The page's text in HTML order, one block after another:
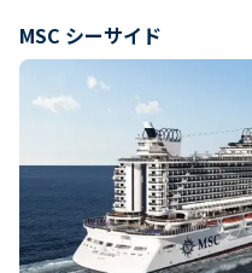
MSC シーサイド